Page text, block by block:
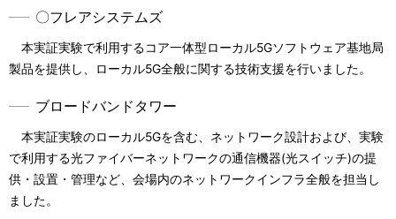
〇フレアシステムズ
本実証実験で利用するコア一体型ローカル5Gソフトウェア基地局
製品を提供し、ローカル5G全般に関する技術支援を行いました。
ブロードバンドタワー
本実証実験のローカル5Gを含む、ネットワーク設計および、実験
で利用する光ファイバーネットワークの通信機器(光スイッチ)の提
供・設置・管理など、会場内のネットワークインフラ全般を担当し
ました。